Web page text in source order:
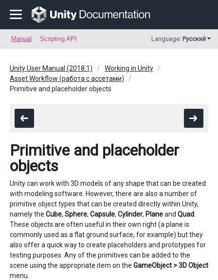
Manual Scripting API Language: Русский
Unity User Manual (2018.1)
Working in Unity
Asset Workflow (работа с ассетами)
Primitive and placeholder objects
Primitive and placeholder
objects
Unity can work with 3D models of any shape that can be created
with modeling software. However, there are also a number of
primitive object types that can be created directly within Unity,
namely the Cube, Sphere, Capsule, Cylinder, Planeand Quad
These objects are often useful in their own right (a plane is
commonly used as a flat ground surface, for example) but they
also offer a quick way to create placeholders and prototypes for
testing purposes. Any of the primitives can be added to the
scene using the appropriate item on the GameObject > 3D Object
menu.